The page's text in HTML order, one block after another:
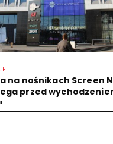
na nośnikach Screen
przed